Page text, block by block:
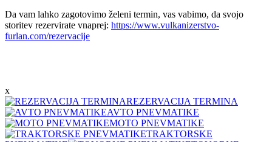
Da vam lahko zagotovimo želeni termin, vas vabimo, da svojo
storitev rezervirate vnaprej: https://www.vulkanizerstvo-
furlan.com/rezervacije
x
REZERVACIJA TERMINA
AVTO PNEVMATIKE
MOTO PNEVMATIKE
TRAKTORSKE